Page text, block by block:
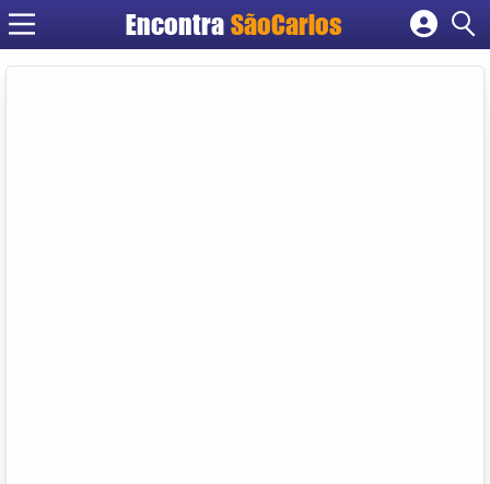
EncontraSãoCarlos
Cadastrar empresa